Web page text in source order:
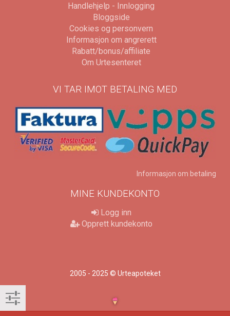
Handlehjelp - Innlogging
Bloggside
Cookies og personvern
Informasjon om angrerett
Rabatt/bonus/affiliate
Om Urtesenteret
VI TAR IMOT BETALING MED
Informasjon om betaling
MINE KUNDEKONTO
Logg inn
Opprett kundekonto
2005 - 2025 © Urteapoteket